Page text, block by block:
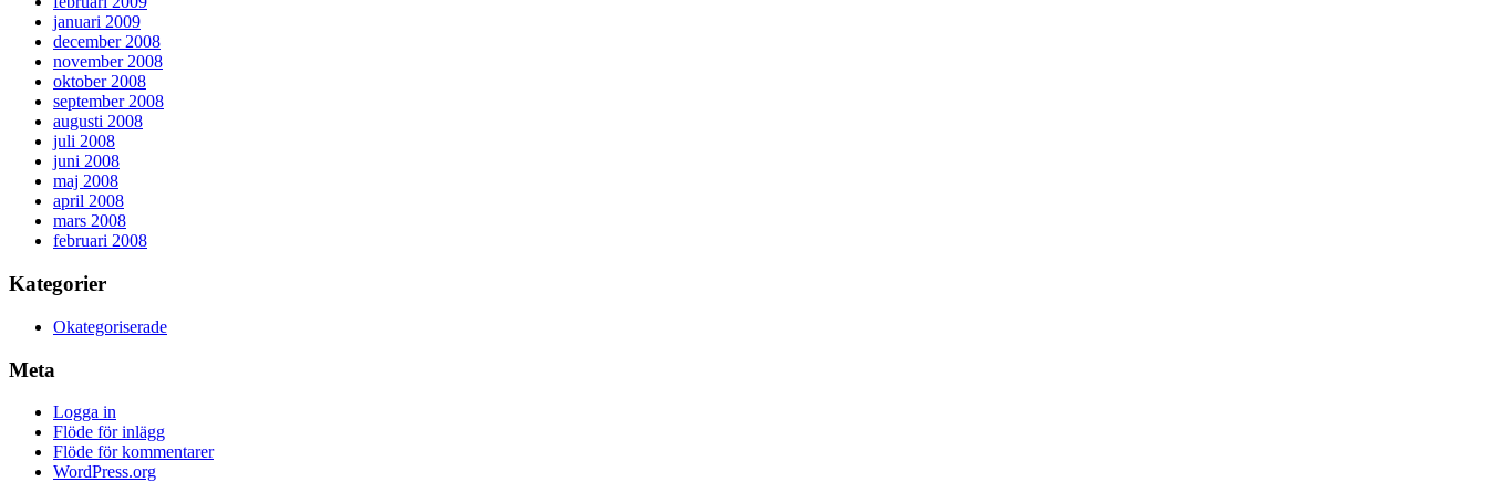
januari 2009
december 2008
november 2008
oktober 2008
september 2008
augusti 2008
juli 2008
juni 2008
maj 2008
april 2008
mars 2008
februari 2008
Kategorier
Okategoriserade
Meta
Logga in
Flöde för inlägg
Flöde för kommentarer
WordPress.org